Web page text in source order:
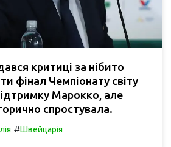
критиці за нібито
фінал Чемпіонату світу
Марокко, але
спростувала.
#Швейцарія